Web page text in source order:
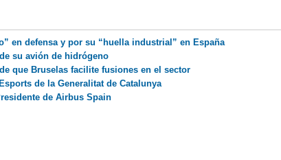
en defensa y por su “huella industrial” en España
su avión de hidrógeno
que Bruselas facilite fusiones en el sector
de la Generalitat de Catalunya
de Airbus Spain